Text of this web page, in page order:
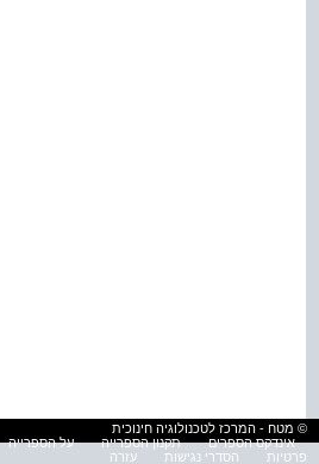
© מטח - המרכז לטכנולוגיה חינוכית
אינדקס הספרים
תקנון הספרייה על הספרייה
פרטיות
הסדרי נגישות עזרה